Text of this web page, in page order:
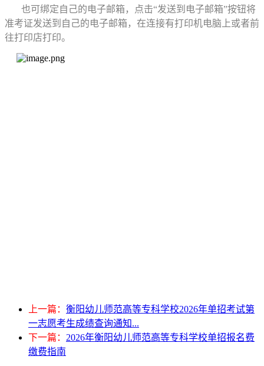
也可绑定自己的电子邮箱，点击“发送到电子邮箱”按钮将
准考证发送到自己的电子邮箱 ， 在连接有打印机电脑 上或者前
往打印店打印。
上一篇： 衡阳幼儿师范高等专科学校2026年单招考试第
一志愿考生成绩查询通知...
下一篇： 2026年衡阳幼儿师范高等专科学校单招报名费
缴费指南